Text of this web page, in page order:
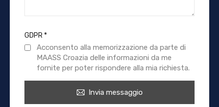
GDPR*
Acconsento alla memorizzazione da parte di
MAASS Croazia delle informazioni da me
fornite per poter rispondere alla mia richiesta.
Invia messaggio